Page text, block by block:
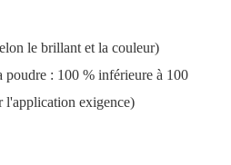
le brillant et la couleur)
: 100 % inférieure à 100
l'application exigence)